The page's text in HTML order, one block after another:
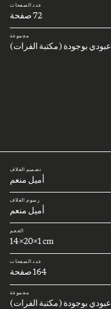
عدد الصفحات
72 صفحة
مجموعة
عبودي بوجودة (مكتبة الفرات)
تصميم الغلاف
أميل منعم
رسوم الغلاف
أميل منعم
الحجم
14x20x1 cm
عدد الصفحات
164 صفحة
مجموعة
عبودي بوجودة (مكتبة الفرات)